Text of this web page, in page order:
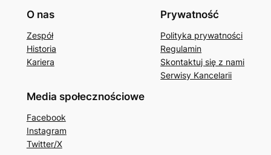
O nas
Zespół
Historia
Kariera
Prywatność
Polityka prywatności
Regulamin
Skontaktuj się z nami
Serwisy Kancelarii
Media społecznościowe
Facebook
Instagram
Twitter/X